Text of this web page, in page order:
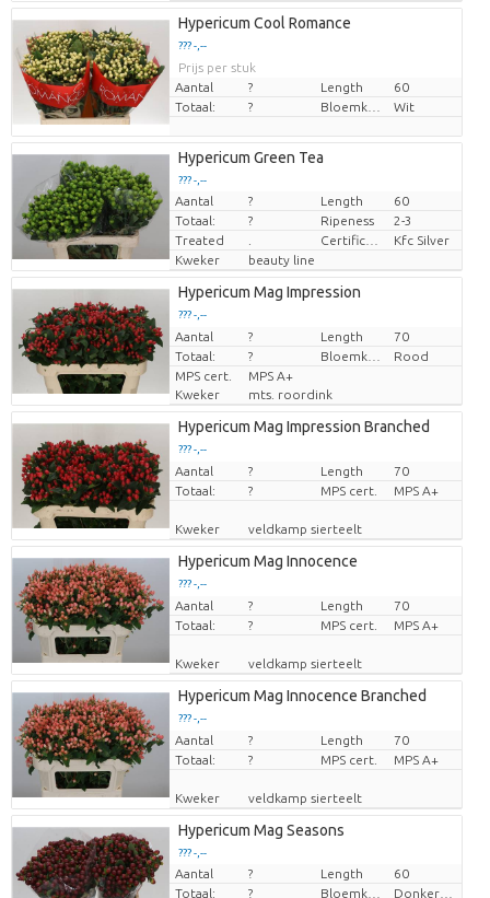
Hypericum Cool Romance
??? -,--
Prijs per stuk
Aantal
? Length
60
Totaal:
? Wit
Hypericum Green Tea
??? -,--
Prijs per stuk
Aantal ? Length
60
Totaal:
? Ripeness
2-3
Treated
Kfc Silver
Kweker
beauty line
Hypericum Mag Impression
??? -,--
Prijs per stuk
Aantal ? Length
70
Totaal:
?
Rood
MPS cert.
MPS A+
Kweker
mts. roordink
Hypericum Mag Impression Branched
??? -,--
Prijs per stuk
Aantal ? Length
70
Totaal:
? MPS cert. MPS A+
Kweker veldkamp sierteelt
Hypericum Mag Innocence
??? -,--
Prijs per stuk
Aantal ? Length
70
Totaal:
? MPS cert. MPS A+
Kweker veldkamp sierteelt
Hypericum Mag Innocence Branched
??? -,--
Prijs per stuk
Aantal ? Length
70
Totaal:
? MPS cert. MPS A+
Kweker veldkamp sierteelt
Hypericum Mag Seasons
??? -,--
Prijs per stuk
Aantal ? Length
60
Totaal:
?